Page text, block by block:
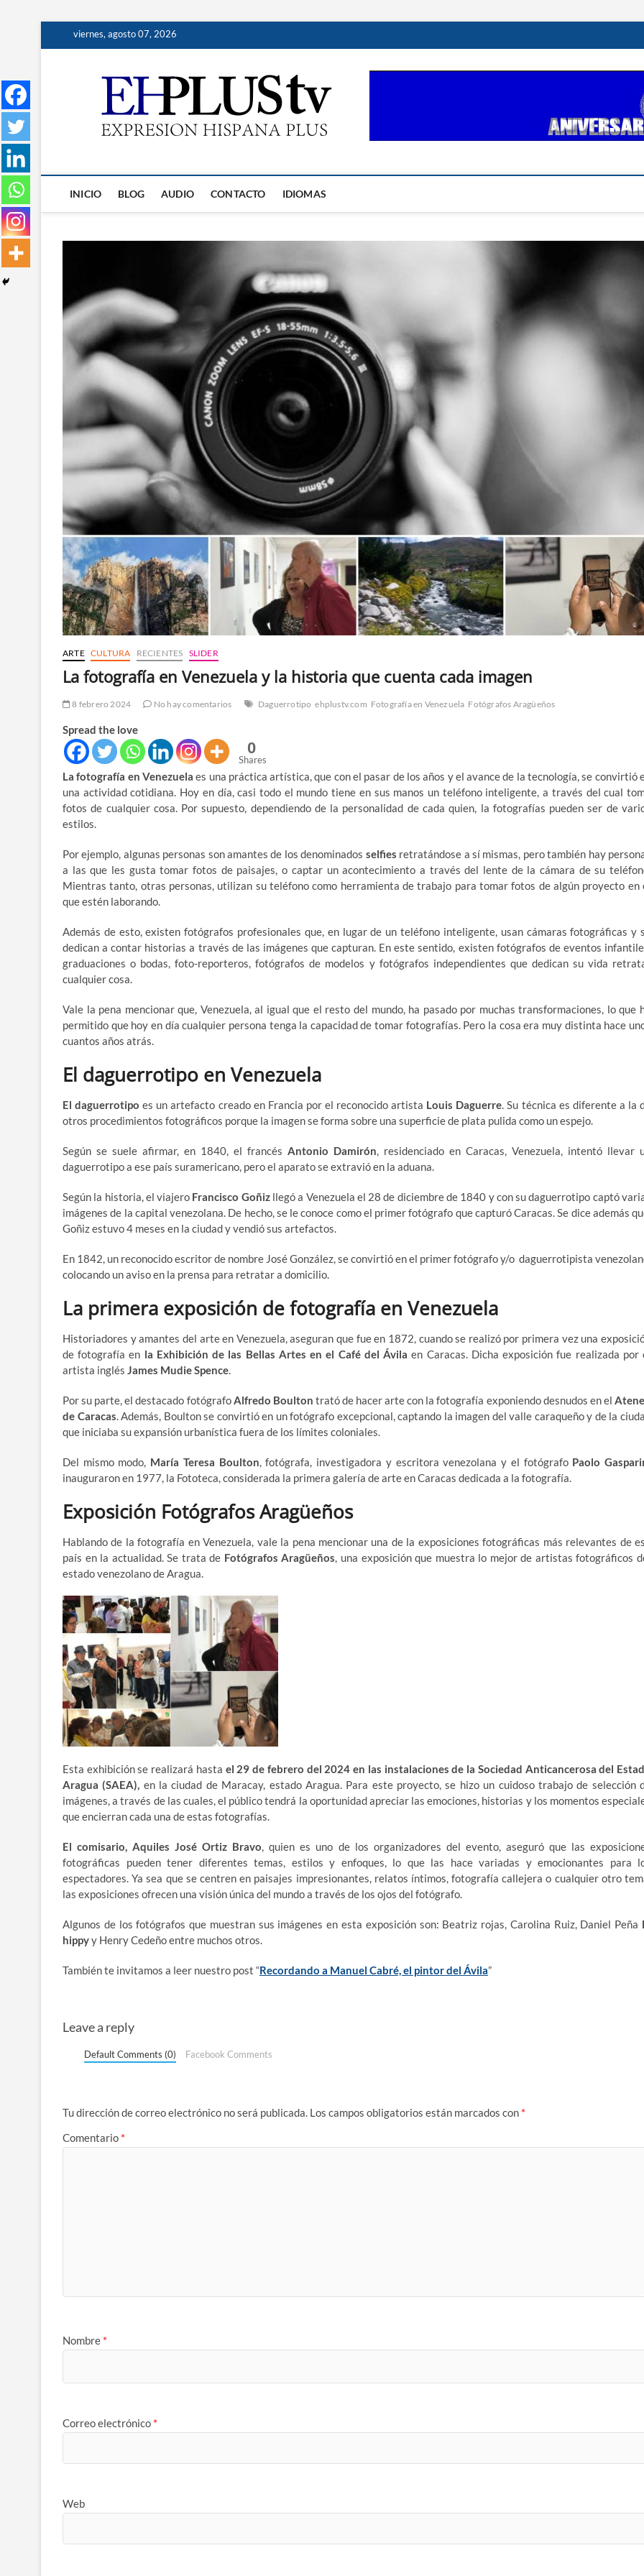
viernes, agosto 07, 2026
INICIO BLOG AUDIO CONTACTO IDIOMAS
ARTE CULTURA RECIENTES SLIDER
La fotografía en Venezuela y la historia que cuenta cada imagen
8 febrero 2024 No hay comentarios Daguerrotipo ehplustv.com Fotografía en Venezuela Fotógrafos Aragüeños
Spread the love
0
Shares
La fotografía en Venezuela es una práctica artística, que con el pasar de los años y el avance de la tecnología, se convirtió
una actividad cotidiana. Hoy en día, casi todo el mundo tiene en sus manos un teléfono inteligente, a través del cual
fotos de cualquier cosa. Por supuesto, dependiendo de la personalidad de cada quien, la fotografías pueden ser de
estilos.
Por ejemplo, algunas personas son amantes de los denominados selfies retratándose a sí mismas, pero también hay
a las que les gusta tomar fotos de paisajes, o captar un acontecimiento a través del lente de la cámara de su
Mientras tanto, otras personas, utilizan su teléfono como herramienta de trabajo para tomar fotos de algún proyecto en
que estén laborando.
Además de esto, existen fotógrafos profesionales que, en lugar de un teléfono inteligente, usan cámaras fotográficas y
dedican a contar historias a través de las imágenes que capturan. En este sentido, existen fotógrafos de eventos
graduaciones o bodas, foto-reporteros, fotógrafos de modelos y fotógrafos independientes que dedican su vida
cualquier cosa.
Vale la pena mencionar que, Venezuela, al igual que el resto del mundo, ha pasado por muchas transformaciones, lo que
permitido que hoy en día cualquier persona tenga la capacidad de tomar fotografías. Pero la cosa era muy distinta hace
cuantos años atrás.
El daguerrotipo en Venezuela
El daguerrotipo es un artefacto creado en Francia por el reconocido artista Louis Daguerre. Su técnica es diferente a la
otros procedimientos fotográficos porque la imagen se forma sobre una superficie de plata pulida como un espejo.
Según se suele afirmar, en 1840, el francés Antonio Damirón, residenciado en Caracas, Venezuela, intentó llevar
daguerrotipo a ese país suramericano, pero el aparato se extravió en la aduana.
Según la historia, el viajero Francisco Goñiz llegó a Venezuela el 28 de diciembre de 1840 y con su daguerrotipo captó
imágenes de la capital venezolana. De hecho, se le conoce como el primer fotógrafo que capturó Caracas. Se dice además
Goñiz estuvo 4 meses en la ciudad y vendió sus artefactos.
En 1842, un reconocido escritor de nombre José González, se convirtió en el primer fotógrafo y/o daguerrotipista
colocando un aviso en la prensa para retratar a domicilio.
La primera exposición de fotografía en Venezuela
Historiadores y amantes del arte en Venezuela, aseguran que fue en 1872, cuando se realizó por primera vez una
de fotografía en la Exhibición de las Bellas Artes en el Café del Ávila en Caracas. Dicha exposición fue realizada por
artista inglés James Mudie Spence.
Por su parte, el destacado fotógrafoAlfredo Boulton trató de hacer arte con la fotografía exponiendo desnudos en el
de Caracas. Además, Boulton se convirtió en un fotógrafo excepcional, captando la imagen del valle caraqueño y de la
que iniciaba su expansión urbanística fuera de los límites coloniales.
Del mismo modo, María Teresa Boulton, fotógrafa, investigadora y escritora venezolana y el fotógrafo Paolo
inauguraron en 1977, la Fototeca, considerada la primera galería de arte en Caracas dedicada a la fotografía.
Exposición Fotógrafos Aragüeños
Hablando de la fotografía en Venezuela, vale la pena mencionar una de la exposiciones fotográficas más relevantes de
país en la actualidad. Se trata de Fotógrafos Aragüeños, una exposición que muestra lo mejor de artistas fotográficos
estado venezolano de Aragua.
Esta exhibición se realizará hasta el 29 de febrero del 2024 en las instalaciones de la Sociedad Anticancerosa del
Aragua (SAEA), en la ciudad de Maracay, estado Aragua. Para este proyecto, se hizo un cuidoso trabajo de selección
imágenes, a través de las cuales, el público tendrá la oportunidad apreciar las emociones, historias y los momentos
que encierran cada una de estas fotografías.
El comisario, Aquiles José Ortiz Bravo, quien es uno de los organizadores del evento, aseguró que las
fotográficas pueden tener diferentes temas, estilos y enfoques, lo que las hace variadas y emocionantes para
espectadores. Ya sea que se centren en paisajes impresionantes, relatos íntimos, fotografía callejera o cualquier otro
las exposiciones ofrecen una visión única del mundo a través de los ojos del fotógrafo.
Algunos de los fotógrafos que muestran sus imágenes en esta exposición son: Beatriz rojas, Carolina Ruiz, Daniel Peña
hippyy Henry Cedeño entre muchos otros.
También te invitamos a leer nuestro post “Recordando a Manuel Cabré, el pintor del Ávila”
Leave a reply
Default Comments (0) Facebook Comments
Tu dirección de correo electrónico no será publicada. Los campos obligatorios están marcados con *
Comentario *
Nombre *
Correo electrónico *
Web